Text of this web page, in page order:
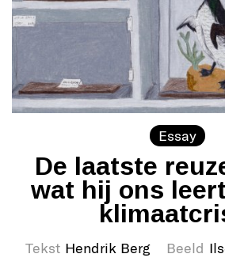
Essay
De laatste
wat hij ons
Tekst Hendrik Berg Beeld